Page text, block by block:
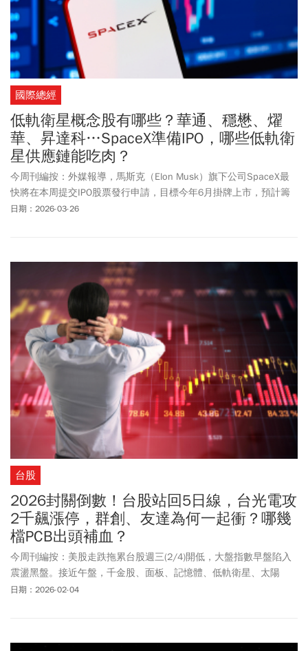
國際總經
低軌衛星概念股有哪些？華通、穩懋、燿
華、昇達科…SpaceX準備IPO，哪些低軌衛
星供應鏈能吃肉？
今周刊編按：外媒報導，馬斯克（Elon Musk）旗下公司SpaceX最
快將在本周提交IPO股票發行申請，目標今年6月掛牌上市，預計籌
資達750億美元（新台幣2兆3955億元）。台股低軌衛星族群周三
（3105）、華通（2313）、智邦（2345）、啟碁（6285）、元晶
（6443）、兆赫（2485）漲勢亦持續。
日期：2026-03-26
台股
2026封關倒數！台股站回5日線，台光電攻
2千飆漲停，群創、友達為何一起衝？哪幾
檔PCB出頭補血？
今周刊編按：美股走跌拖累台股週三(2/4)開低，大盤指數早盤陷入
震盪黑盤。接近午盤，千金股、面板、記憶體、低軌衛星、太陽
能、PCB等族群遍地開花，加權指數拉高翻紅；終場上漲94.45點，
日期：2026-02-04